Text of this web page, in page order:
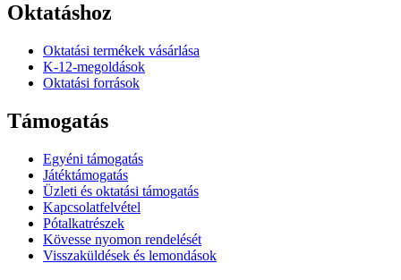
Oktatáshoz
Oktatási termékek vásárlása
K-12-megoldások
Oktatási források
Támogatás
Egyéni támogatás
Játéktámogatás
Üzleti és oktatási támogatás
Kapcsolatfelvétel
Pótalkatrészek
Kövesse nyomon rendelését
Visszaküldések és lemondások